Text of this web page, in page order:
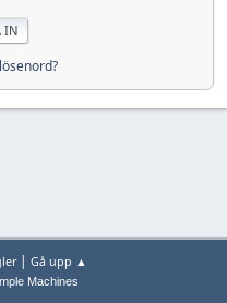
| Gå upp ▲
Machines